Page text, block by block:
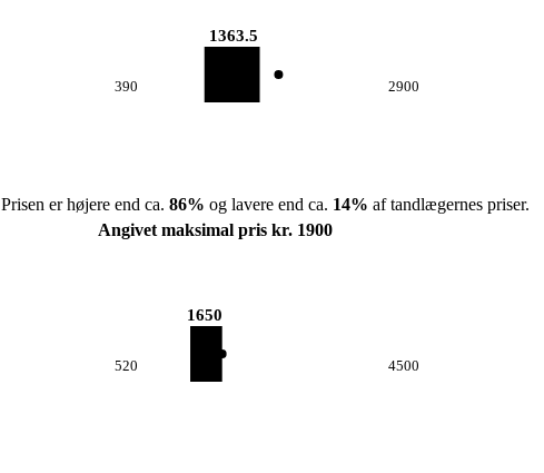
390
1363.5
2900
Prisen er højere end ca. 86% og lavere end ca. 14% af tandlægernes priser.
Angivet maksimal pris kr. 1900
520
1650
4500